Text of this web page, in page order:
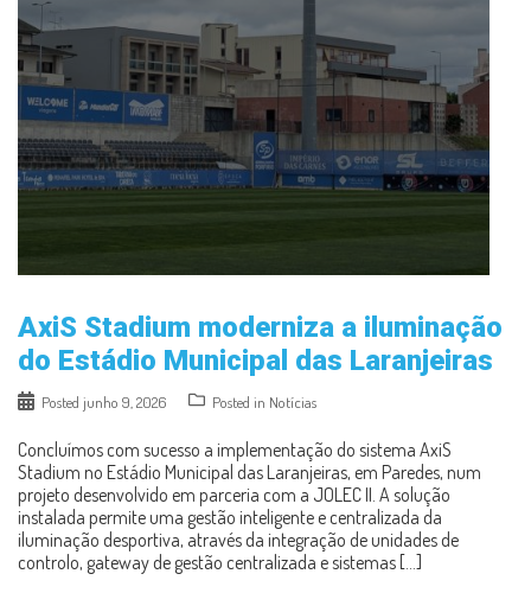
AxiS Stadium moderniza a iluminação
do Estádio Municipal das Laranjeiras
Posted junho 9, 2026 Posted in Notícias
Concluímos com sucesso a implementação do sistema AxiS
Stadium no Estádio Municipal das Laranjeiras, em Paredes, num
projeto desenvolvido em parceria com a JOLEC II. A solução
instalada permite uma gestão inteligente e centralizada da
iluminação desportiva, através da integração de unidades de
controlo, gateway de gestão centralizada e sistemas […]